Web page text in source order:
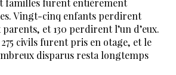
familles furent entièrement
Vingt-cinq enfants perdirent
et 130 perdirent l’un d’eux.
civils furent pris en otage, et le
disparus resta longtemps